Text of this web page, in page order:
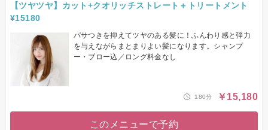
【ツヤツヤ】カット+クオリッチストレート＋トリートメント
¥15180
パサつきを抑えてツヤのある髪に！ふんわり感と弾力
を与えながらまとまりよい髪になります。シャンプ
ー・ブロー込／ロング料金なし
180分 ￥15,180
このメニューで予約